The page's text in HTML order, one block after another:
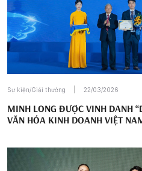
Sự kiện/Giải thưởng 22/03/2026
MINH LONG ĐƯỢC VINH DANH
VĂN HÓA KINH DOANH VIỆT